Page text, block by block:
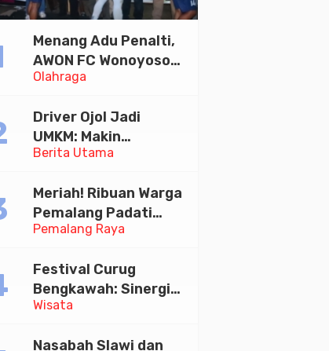
Olahraga
Menang Adu Penalti,
AWON FC Wonoyoso
Juara Bhayangkara
Berita Utama
Driver Ojol Jadi
UMKM: Makin
Sejahtera atau
Diskusi Paramadina
Pemalang Raya
Meriah! Ribuan Warga
Pemalang Padati
Kirab Festival Kamir
Wisata
Festival Curug
Bengkawah: Sinergi
Desa Sikasur dan
Nasabah Slawi dan